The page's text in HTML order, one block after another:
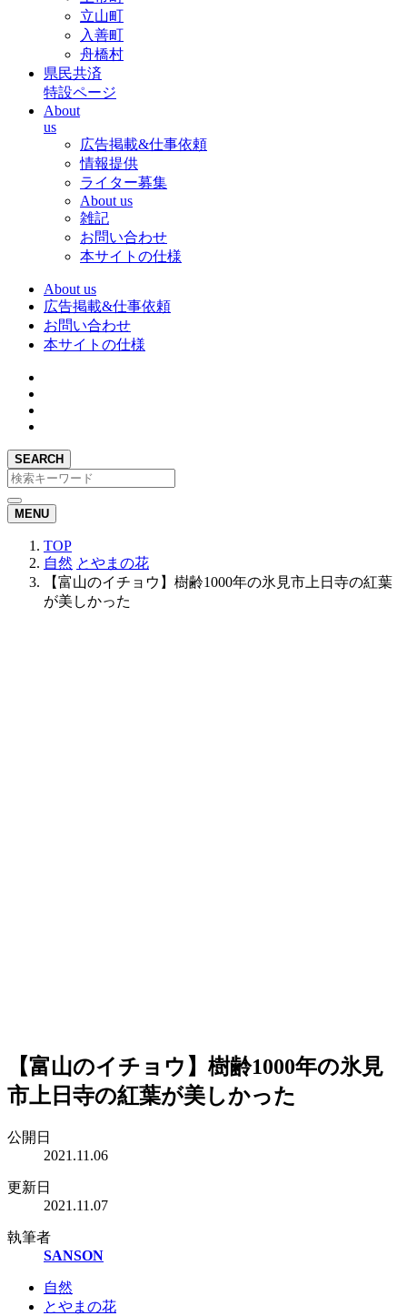
立山町
入善町
舟橋村
県民共済
特設ページ
About
us
広告掲載&仕事依頼
情報提供
ライター募集
About us
雑記
お問い合わせ
本サイトの仕様
About us
広告掲載&仕事依頼
お問い合わせ
本サイトの仕様
SEARCH
MENU
TOP
自然 とやまの花
【富山のイチョウ】樹齢1000年の氷見市上日寺の紅葉
が美しかった
【富山のイチョウ】樹齢1000年の氷見
市上日寺の紅葉が美しかった
公開日
2021.11.06
更新日
2021.11.07
執筆者
SANSON
自然
とやまの花